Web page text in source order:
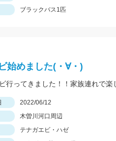
ブラックバス1匹
始めました(・∀・)
行ってきました！！家族連れで
2022/06/12
木曽川河口周辺
テナガエビ・ハゼ